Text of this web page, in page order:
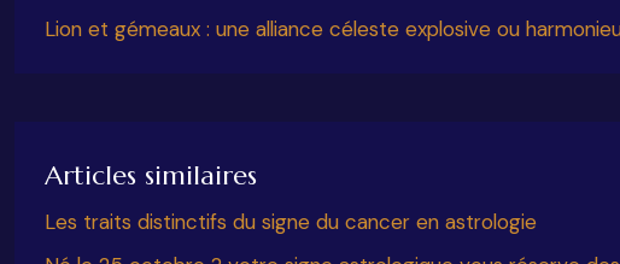
Lion et gémeaux : une alliance céleste explosive ou
Articles similaires
Les traits distinctifs du signe du cancer en astrologie